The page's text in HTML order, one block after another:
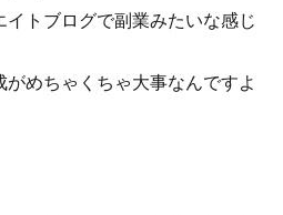
イトブログで副業みたいな感じ
めちゃくちゃ大事なんですよ